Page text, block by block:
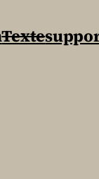
Texte